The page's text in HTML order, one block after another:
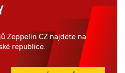
Zeppelin CZ najdete na
republice.